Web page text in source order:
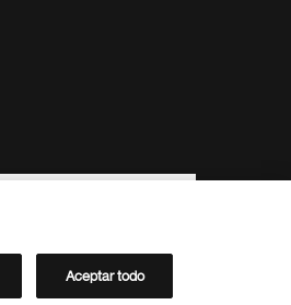
Directorio de Novartis
Aceptar todo